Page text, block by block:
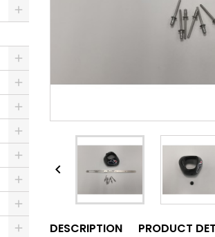

DESCRIPTION PRODUCT